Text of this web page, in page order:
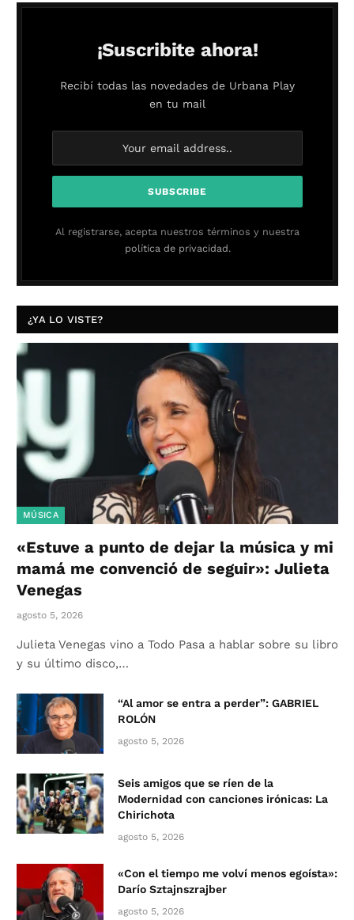
¡Suscribite ahora!
Recibí todas las novedades de Urbana Play
en tu mail
Al registrarse, acepta nuestros términos y nuestra
política de privacidad.
¿YA LO VISTE?
MÚSICA
«Estuve a punto de dejar la música y mi
mamá me convenció de seguir»: Julieta
Venegas
agosto 5, 2026
Julieta Venegas vino a Todo Pasa a hablar sobre su libro
y su último disco,…
“Al amor se entra a perder”: GABRIEL
ROLÓN
agosto 5, 2026
Seis amigos que se ríen de la
Modernidad con canciones irónicas: La
Chirichota
agosto 5, 2026
«Con el tiempo me volví menos egoísta»:
Darío Sztajnszrajber
agosto 5, 2026